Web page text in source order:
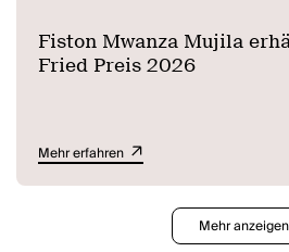
Fiston Mwanza Mujila
Fried Preis 2026
Mehr erfahren
Mehr anzeigen